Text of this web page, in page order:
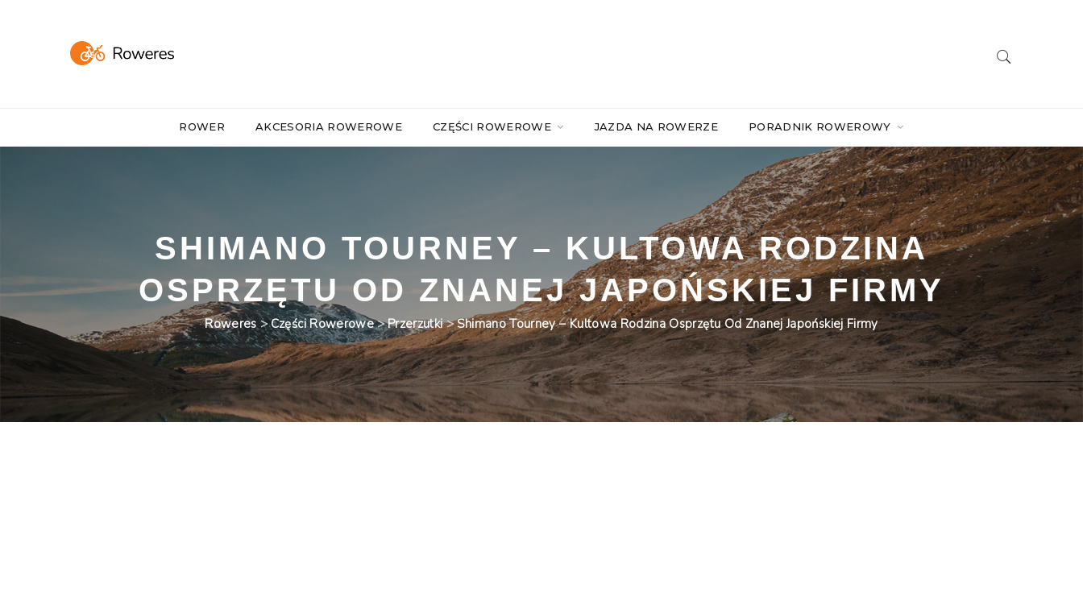
ROWER AKCESORIA ROWEROWE CZĘŚCI ROWEROWE JAZDA NA ROWERZE PORADNIK ROWEROWY
SHIMANO TOURNEY – KULTOWA RODZINA
OSPRZĘTU OD ZNANEJ JAPOŃSKIEJ FIRMY
Roweres>Części Rowerowe>Przerzutki>Shimano Tourney – Kultowa Rodzina Osprzętu Od Znanej Japońskiej Firmy